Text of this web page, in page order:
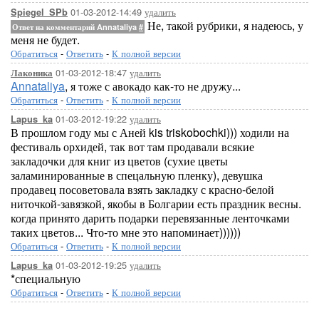
Spiegel_SPb 01-03-2012-14:49 удалить
Ответ на комментарий Annataliya # Не, такой рубрики, я надеюсь, у
меня не будет.
Обратиться - Ответить - К полной версии
Лаконика 01-03-2012-18:47 удалить
Annataliya, я тоже с авокадо как-то не дружу...
Обратиться - Ответить - К полной версии
Lapus_ka 01-03-2012-19:22 удалить
В прошлом году мы с Аней kis triskobochki))) ходили на
фестиваль орхидей, так вот там продавали всякие
закладочки для книг из цветов (сухие цветы
заламинированные в спецальную пленку), девушка
продавец посоветовала взять закладку с красно-белой
ниточкой-завязкой, якобы в Болгарии есть праздник весны.
когда принято дарить подарки перевязанные ленточками
таких цветов... Что-то мне это напоминает))))))
Обратиться - Ответить - К полной версии
Lapus_ka 01-03-2012-19:25 удалить
*специальную
Обратиться - Ответить - К полной версии